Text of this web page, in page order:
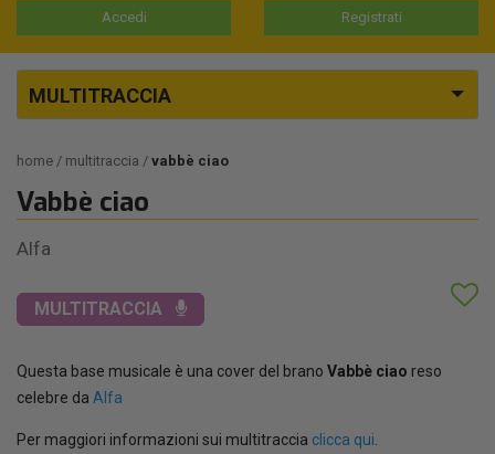
Accedi Registrati
MULTITRACCIA
home multitraccia vabbè ciao
Vabbè ciao
Alfa
MULTITRACCIA
Questa base musicale è una cover del brano Vabbè ciao reso
celebre da Alfa
Per maggiori informazioni sui multitraccia clicca qui